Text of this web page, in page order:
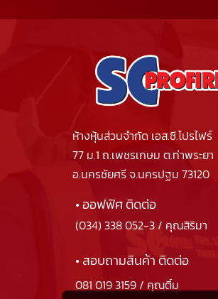
ห้างหุ้นส่วนจำกัด เอส.ซี.โปรไฟร์
77 ม.1 ถ.เพชรเกษม ต.ท่าพระยา
อ.นครชัยศรี จ.นครปฐม 73120
• ออฟฟิศ ติดต่อ
(034) 338 052-3/ คุณสิริมา
• สอบถามสินค้า ติดต่อ
081 019 3159 / คุณติ๋ม